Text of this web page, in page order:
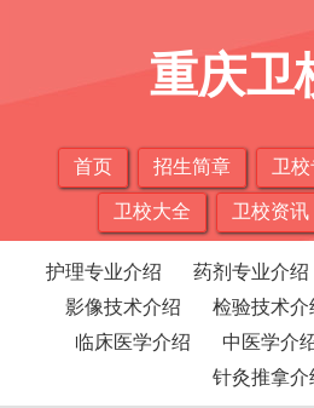
重庆卫
首页 招生简章 卫
卫校大全 卫校资讯
护理专业介绍 药剂专业介绍
影像技术介绍
检验技术介
临床医学介绍
中医学介
针灸推拿介